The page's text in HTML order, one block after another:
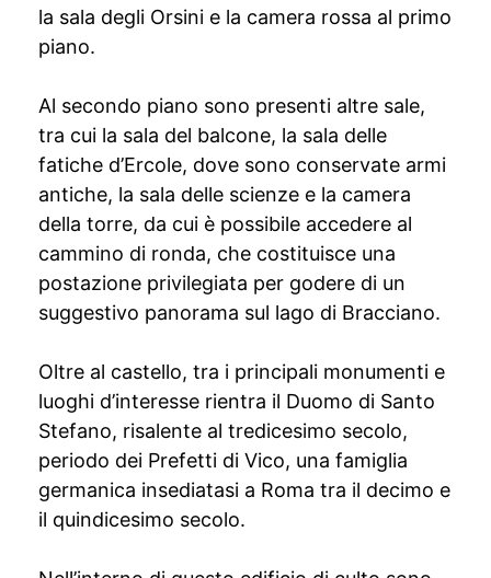
la sala degli Orsini e la camera rossa al primo
piano.
Al secondo piano sono presenti altre sale,
tra cui la sala del balcone, la sala delle
fatiche d’Ercole, dove sono conservate armi
antiche, la sala delle scienze e la camera
della torre, da cui è possibile accedere al
cammino di ronda, che costituisce una
postazione privilegiata per godere di un
suggestivo panorama sul lago di Bracciano.
Oltre al castello, tra i principali monumenti e
luoghi d’interesse rientra il Duomo di Santo
Stefano, risalente al tredicesimo secolo,
periodo dei Prefetti di Vico, una famiglia
germanica insediatasi a Roma tra il decimo e
il quindicesimo secolo.